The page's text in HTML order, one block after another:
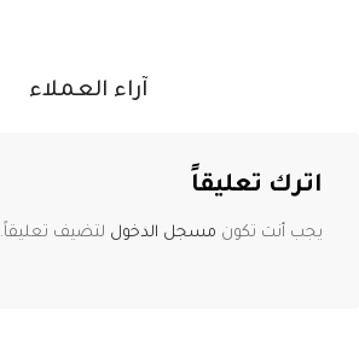
آراء العملاء
اترك تعليقاً
يجب أنت تكون مسجل الدخول لتضيف تعليقاً.